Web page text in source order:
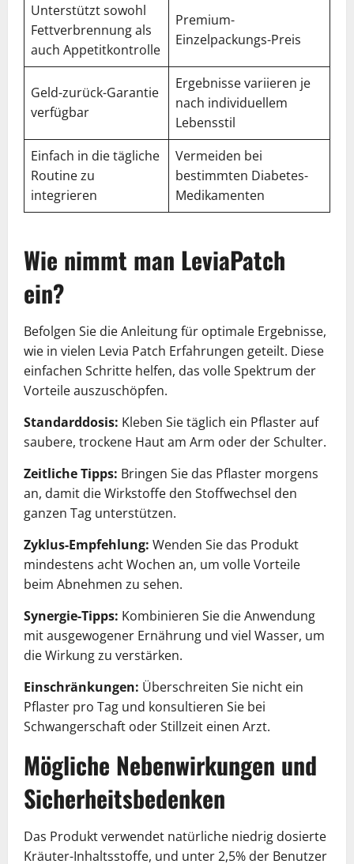
Unterstützt sowohl
Fettverbrennung als
auch Appetitkontrolle
Premium-
Einzelpackungs-Preis
Geld-zurück-Garantie
verfügbar
Ergebnisse variieren je
nach individuellem
Lebensstil
Einfach in die tägliche
Routine zu
integrieren
Vermeiden bei
bestimmten Diabetes-
Medikamenten
Wie nimmt man LeviaPatch
ein?
Befolgen Sie die Anleitung für optimale Ergebnisse,
wie in vielen Levia Patch Erfahrungen geteilt. Diese
einfachen Schritte helfen, das volle Spektrum der
Vorteile auszuschöpfen.
Standarddosis: Kleben Sie täglich ein Pflaster auf
saubere, trockene Haut am Arm oder der Schulter.
Zeitliche Tipps: Bringen Sie das Pflaster morgens
an, damit die Wirkstoffe den Stoffwechsel den
ganzen Tag unterstützen.
Zyklus-Empfehlung: Wenden Sie das Produkt
mindestens acht Wochen an, um volle Vorteile
beim Abnehmen zu sehen.
Synergie-Tipps: Kombinieren Sie die Anwendung
mit ausgewogener Ernährung und viel Wasser, um
die Wirkung zu verstärken.
Einschränkungen: Überschreiten Sie nicht ein
Pflaster pro Tag und konsultieren Sie bei
Schwangerschaft oder Stillzeit einen Arzt.
Mögliche Nebenwirkungen und
Sicherheitsbedenken
Das Produkt verwendet natürliche niedrig dosierte
Kräuter-Inhaltsstoffe, und unter 2,5% der Benutzer